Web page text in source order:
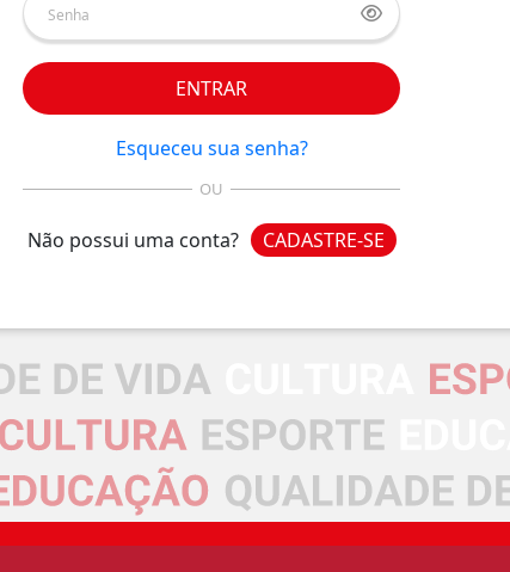
ENTRAR
Esqueceu sua senha?
OU
Não possui uma conta? CADASTRE-SE